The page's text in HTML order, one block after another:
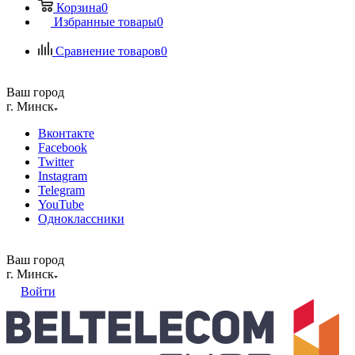
Корзина0
Избранные товары0
Сравнение товаров0
Ваш город
г. Минск
Вконтакте
Facebook
Twitter
Instagram
Telegram
YouTube
Одноклассники
Ваш город
г. Минск
Войти